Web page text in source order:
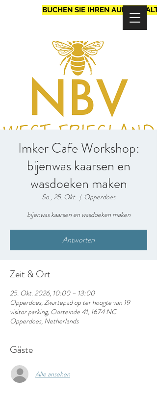
BUCHEN SIE IHREN AUFENTHALT
Imker Cafe Workshop:
bijenwas kaarsen en
wasdoeken maken
So., 25. Okt.
  |
Opperdoes
bijenwas kaarsen en wasdoeken maken
Antworten
Zeit & Ort
25. Okt. 2026, 10:00 – 13:00
Opperdoes, Zwartepad op ter hoogte van 19
visitor parking, Oosteinde 41, 1674 NC
Opperdoes, Netherlands
Gäste
Alle ansehen